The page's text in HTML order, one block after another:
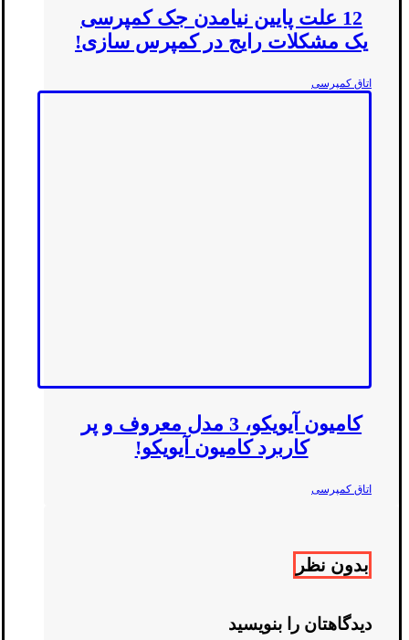
12 علت پایین نیامدن جک کمپرسی
یک مشکلات رایج در کمپرس سازی!
اتاق کمپرسی
کامیون آیویکو، 3 مدل معروف و پر
کاربرد کامیون آیویکو!
اتاق کمپرسی
بدون نظر
دیدگاهتان را بنویسید